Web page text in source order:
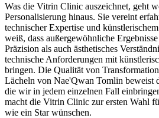
Was die Vitrin Clinic auszeichnet, geht
Personalisierung hinaus. Sie vereint
technischer Expertise und
weiß, dass außergewöhnliche
Präzision als auch ästhetisches
technische Anforderungen mit
bringen. Die Qualität von
Lächeln von Nae'Qwan Tomlin beweist
die wir in jedem einzelnen Fall
macht die Vitrin Clinic zur ersten Wahl
wie ein Star wünschen.